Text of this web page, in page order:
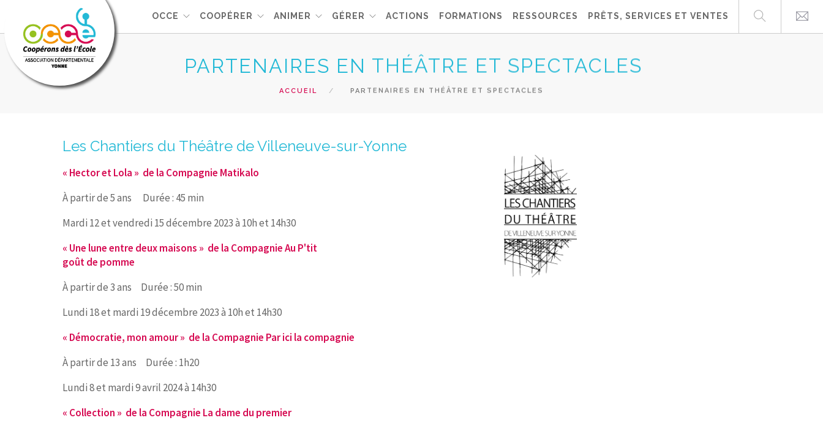
OCCE COOPÉRER ANIMER GÉRER ACTIONS FORMATIONS RESSOURCES PRÊTS, SERVICES ET VENTES
PARTENAIRES EN THÉÂTRE ET SPECTACLES
ACCUEIL PARTENAIRES EN THÉÂTRE ET SPECTACLES
Les Chantiers du Théâtre de Villeneuve-sur-Yonne
« Hector et Lola » de la Compagnie Matikalo
À partir de 5 ans Durée : 45 min
Mardi 12 et vendredi 15 décembre 2023 à 10h et 14h30
« Une lune entre deux maisons » de la Compagnie Au P'tit
goût de pomme
À partir de 3 ans Durée : 50 min
Lundi 18 et mardi 19 décembre 2023 à 10h et 14h30
« Démocratie, mon amour » de la Compagnie Par ici la compagnie
À partir de 13 ans Durée : 1h20
Lundi 8 et mardi 9 avril 2024 à 14h30
« Collection » de la Compagnie La dame du premier